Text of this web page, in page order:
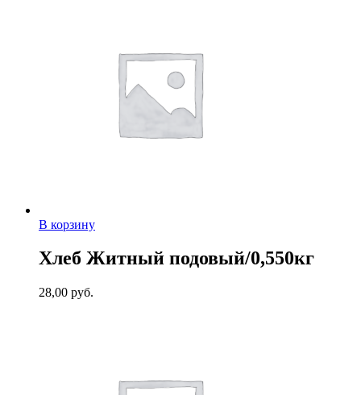
В корзину
Хлеб Житный подовый/0,550кг
28,00 руб.